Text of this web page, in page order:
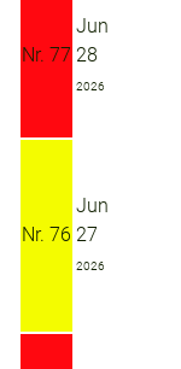
Nr. 77
Jun
28
2026
Nr. 76
Jun
27
2026